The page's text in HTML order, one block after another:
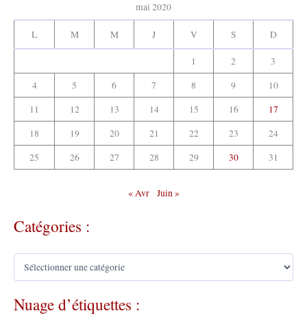
mai 2020
L M M J V S D
1 2
3
4
5 6 7 8 9
10
11
12 13 14 15 16
17
18
19 20 21 22 23
24
25
26 27 28 29 30 31
« Avr Juin »
Catégories :
C
é
g
Nuage d’étiquettes :